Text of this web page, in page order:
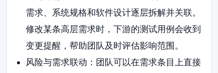
需求、系统规格和软件设计逐层拆解并关联。
修改某条高层需求时，下游的测试用例会收到
变更提醒，帮助团队及时评估影响范围。
风险与需求联动：团队可以在需求条目上直接